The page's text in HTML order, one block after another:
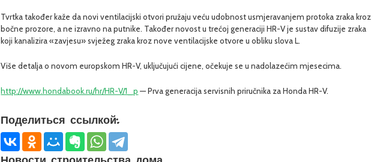
Tvrtka također kaže da novi ventilacijski otvori pružaju veću udobnost usmjeravanjem protoka zraka kroz
bočne prozore, a ne izravno na putnike. Također novost u trećoj generaciji HR-V je sustav difuzije zraka
koji kanalizira «zavjesu» svježeg zraka kroz nove ventilacijske otvore u obliku slova L.
Više detalja o novom europskom HR-V, uključujući cijene, očekuje se u nadolazećim mjesecima.
http://www.hondabook.ru/hr/HR-V/1_p — Prva generacija servisnih priručnika za Honda HR-V.
Поделиться ссылкой: